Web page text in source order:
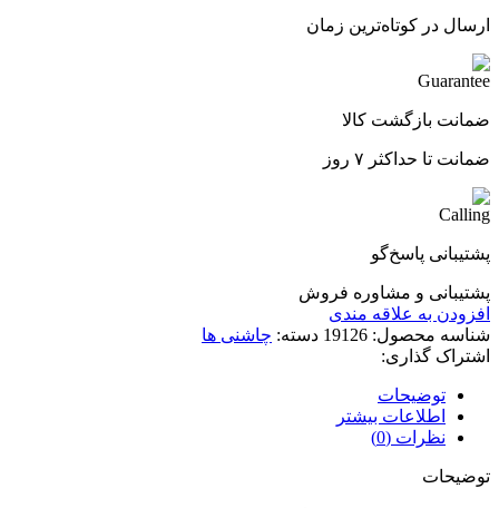
ارسال در کوتاه‌ترین زمان
ضمانت بازگشت کالا
ضمانت تا حداکثر ۷ روز
پشتیبانی پاسخ‌گو
پشتیبانی و مشاوره فروش
افزودن به علاقه مندی
شناسه محصول: 19126 دسته: چاشنی ها
اشتراک گذاری:
توضیحات
اطلاعات بیشتر
نظرات (0)
توضیحات